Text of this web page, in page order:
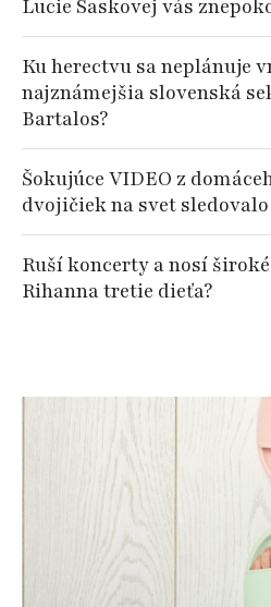
Lucie Saskovej vás
Ku herectvu sa neplánuje
najznámejšia slovenská
Bartalos?
Šokujúce VIDEO z
dvojičiek na svet
Ruší koncerty a nosí
Rihanna tretie dieťa?